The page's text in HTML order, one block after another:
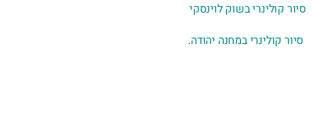
סיור קולינרי בשוק לוינסקי
סיור קולינרי במחנה יהודה.